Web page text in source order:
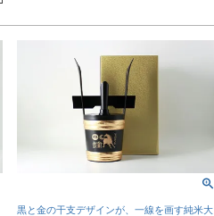
黒と金の干支デザインが、一線を画す純米大